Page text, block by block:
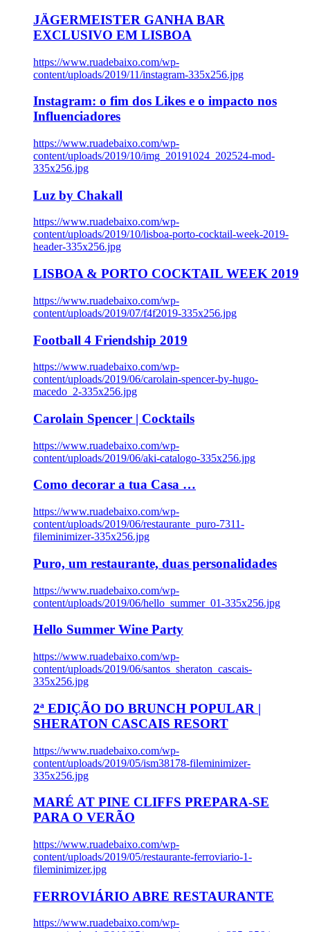
JÄGERMEISTER GANHA BAR
EXCLUSIVO EM LISBOA
https://www.ruadebaixo.com/wp-
content/uploads/2019/11/instagram-335x256.jpg
Instagram: o fim dos Likes e o impacto nos
Influenciadores
https://www.ruadebaixo.com/wp-
content/uploads/2019/10/img_20191024_202524-mod-
335x256.jpg
Luz by Chakall
https://www.ruadebaixo.com/wp-
content/uploads/2019/10/lisboa-porto-cocktail-week-2019-
header-335x256.jpg
LISBOA & PORTO COCKTAIL WEEK 2019
https://www.ruadebaixo.com/wp-
content/uploads/2019/07/f4f2019-335x256.jpg
Football 4 Friendship 2019
https://www.ruadebaixo.com/wp-
content/uploads/2019/06/carolain-spencer-by-hugo-
macedo_2-335x256.jpg
Carolain Spencer | Cocktails
https://www.ruadebaixo.com/wp-
content/uploads/2019/06/aki-catalogo-335x256.jpg
Como decorar a tua Casa …
https://www.ruadebaixo.com/wp-
content/uploads/2019/06/restaurante_puro-7311-
fileminimizer-335x256.jpg
Puro, um restaurante, duas personalidades
https://www.ruadebaixo.com/wp-
content/uploads/2019/06/hello_summer_01-335x256.jpg
Hello Summer Wine Party
https://www.ruadebaixo.com/wp-
content/uploads/2019/06/santos_sheraton_cascais-
335x256.jpg
2ª EDIÇÃO DO BRUNCH POPULAR |
SHERATON CASCAIS RESORT
https://www.ruadebaixo.com/wp-
content/uploads/2019/05/ism38178-fileminimizer-
335x256.jpg
MARÉ AT PINE CLIFFS PREPARA-SE
PARA O VERÃO
https://www.ruadebaixo.com/wp-
content/uploads/2019/05/restaurante-ferroviario-1-
fileminimizer.jpg
FERROVIÁRIO ABRE RESTAURANTE
https://www.ruadebaixo.com/wp-